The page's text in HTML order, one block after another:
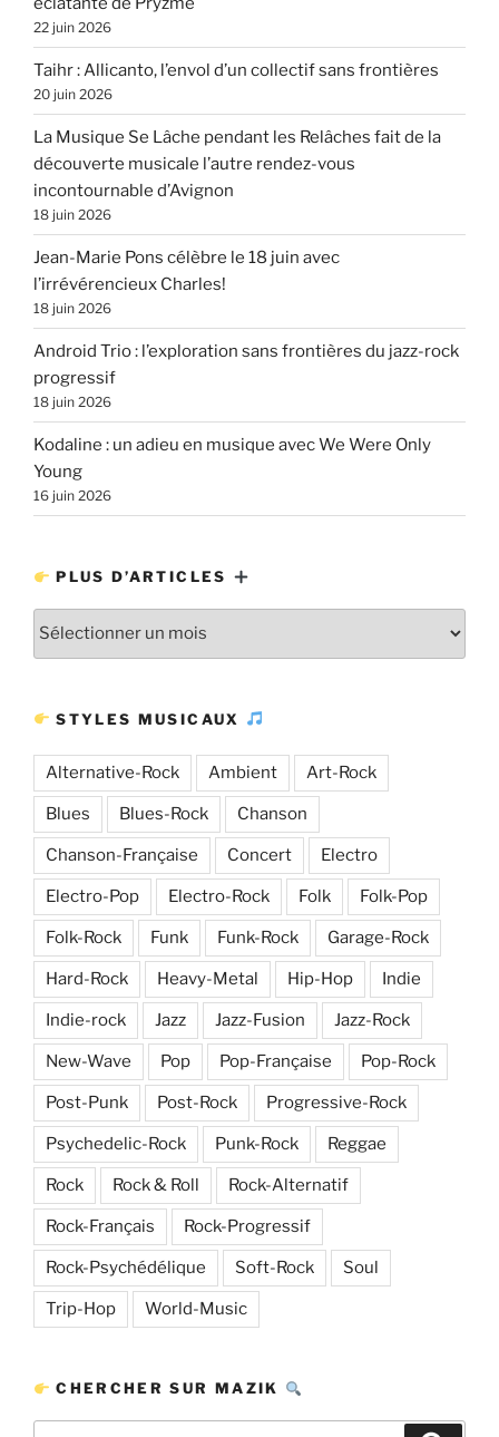
22 juin 2026
Taihr : Allicanto, l’envol d’un collectif sans frontières
20 juin 2026
La Musique Se Lâche pendant les Relâches fait de la
découverte musicale l’autre rendez-vous
incontournable d’Avignon
18 juin 2026
Jean-Marie Pons célèbre le 18 juin avec
l’irrévérencieux Charles!
18 juin 2026
Android Trio : l’exploration sans frontières du jazz-rock
progressif
18 juin 2026
Kodaline : un adieu en musique avec We Were Only
Young
16 juin 2026
PLUS D’ARTICLES
STYLES MUSICAUX
Alternative-Rock Ambient Art-Rock
Blues Blues-Rock Chanson
Chanson-Française Concert Electro
Electro-Pop Electro-Rock Folk Folk-Pop
Folk-Rock Funk Funk-Rock Garage-Rock
Hard-Rock Heavy-Metal Hip-Hop Indie
Indie-rock Jazz Jazz-Fusion Jazz-Rock
New-Wave Pop Pop-Française Pop-Rock
Post-Punk Post-Rock Progressive-Rock
Psychedelic-Rock Punk-Rock Reggae
Rock Rock & Roll Rock-Alternatif
Rock-Français Rock-Progressif
Rock-Psychédélique Soft-Rock Soul
Trip-Hop World-Music
CHERCHER SUR MAZIK